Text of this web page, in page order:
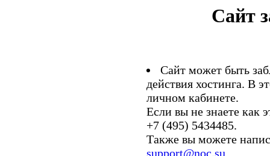
Сайт
Сайт может быть
действия хостинга. В
личном кабинете.
Если вы не знаете как
+7 (495) 5434485.
Также вы можете
support@noc.su